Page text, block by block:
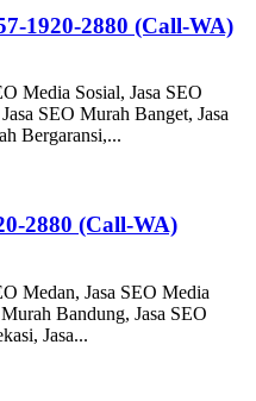
1920-2880 (Call-WA)
Media Sosial, Jasa SEO
SEO Murah Banget, Jasa
Bergaransi,...
2880 (Call-WA)
Medan, Jasa SEO Media
Bandung, Jasa SEO
Jasa...